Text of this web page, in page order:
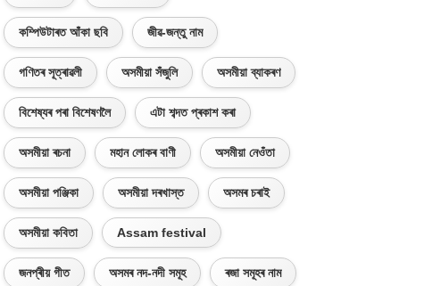
কম্পিউটাৰত আঁকা ছবি জীৱ-জন্তু নাম
গণিতৰ সূত্ৰাৱলী অসমীয়া সঁজুলি অসমীয়া ব্যাকৰণ
বিশেষ্যৰ পৰা বিশেষণলৈ এটা শব্দত প্ৰকাশ কৰা
অসমীয়া ৰচনা মহান লোকৰ বাণী অসমীয়া নেওঁতা
অসমীয়া পঞ্জিকা অসমীয়া দৰখাস্ত অসমৰ চৰাই
অসমীয়া কবিতা Assam festival
জনপ্ৰীয় গীত অসমৰ নদ-নদী সমূহ ৰজা সমূহৰ নাম